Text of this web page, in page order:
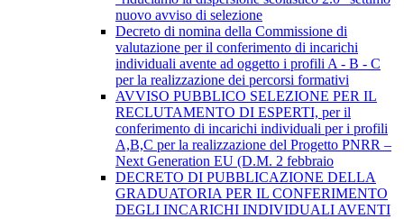
nuovo avviso di selezione
Decreto di nomina della Commissione di
valutazione per il conferimento di incarichi
individuali avente ad oggetto i profili A - B - C
per la realizzazione dei percorsi formativi
AVVISO PUBBLICO SELEZIONE PER IL
RECLUTAMENTO DI ESPERTI, per il
conferimento di incarichi individuali per i profili
A,B,C per la realizzazione del Progetto PNRR –
Next Generation EU (D.M. 2 febbraio
DECRETO DI PUBBLICAZIONE DELLA
GRADUATORIA PER IL CONFERIMENTO
DEGLI INCARICHI INDIVIDUALI AVENTI